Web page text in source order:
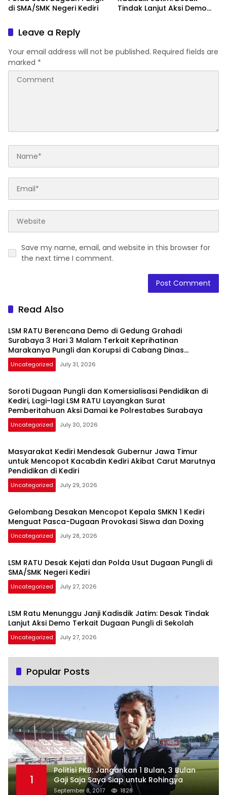
di SMA/SMK Negeri Kediri
Tindak Lanjut Aksi Demo
Leave a Reply
Your email address will not be published. Required fields are
marked *
Save my name, email, and website in this browser for
the next time I comment.
Read Also
LSM RATU Berencana Demo di Gedung Grahadi
Surabaya 3 Hari 3 Malam Terkait Keprihatinan
Marakanya Pungli dan Korupsi di Cabang Dinas
Pendidikan Kediri
Uncategorized July 31, 2026
Soroti Dugaan Pungli dan Komersialisasi Pendidikan di
Kediri, Lagi-lagi LSM RATU Layangkan Surat
Pemberitahuan Aksi Damai ke Polrestabes Surabaya
Uncategorized July 30, 2026
Masyarakat Kediri Mendesak Gubernur Jawa Timur
untuk Mencopot Kacabdin Kediri Akibat Carut Marutnya
Pendidikan di Kediri
Uncategorized July 29, 2026
Gelombang Desakan Mencopot Kepala SMKN 1 Kediri
Menguat Pasca-Dugaan Provokasi Siswa dan Doxing
Uncategorized July 28, 2026
LSM RATU Desak Kejati dan Polda Usut Dugaan Pungli di
SMA/SMK Negeri Kediri
Uncategorized July 27, 2026
LSM Ratu Menunggu Janji Kadisdik Jatim: Desak Tindak
Lanjut Aksi Demo Terkait Dugaan Pungli di Sekolah
Uncategorized July 27, 2026
Popular Posts
1
Politisi PKB: Jangankan 1 Bulan, 3 Bulan
Gaji Saja Saya Siap untuk Rohingya
September 8, 2017 1828